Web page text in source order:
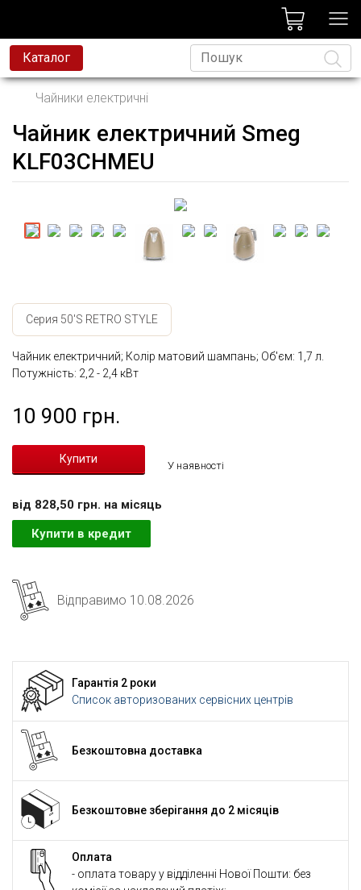
Каталог
Чайники електричні
Чайник електричний Smeg
KLF03CHMEU
Серия 50'S RETRO STYLE
Чайник електричний; Колір матовий шампань; Об'єм: 1,7 л.
Потужність: 2,2 - 2,4 кВт
10 900 грн.
У наявності
вiд 828,50 грн. на мiсяць
Купити в кредит
Відправимо 10.08.2026
Гарантія 2 роки
Список авторизованих сервісних центрів
Безкоштовна доставка
Безкоштовне зберігання до 2 місяців
Оплата
- оплата товару у відділенні Нової Пошти: без